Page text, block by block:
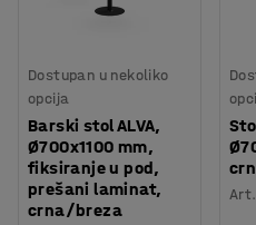
Dostupan u nekoliko
opcija
Barski stol ALVA,
Ø700x1100 mm,
fiksiranje u pod,
prešani laminat,
crna/breza